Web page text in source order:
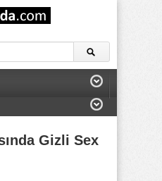
Gizli Sex